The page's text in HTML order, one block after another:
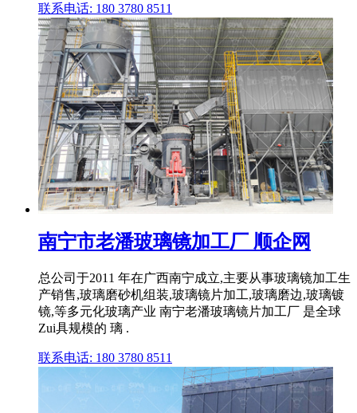
联系电话: 180 3780 8511
南宁市老潘玻璃镜加工厂 顺企网
总公司于2011 年在广西南宁成立,主要从事玻璃镜加工生
产销售,玻璃磨砂机组装,玻璃镜片加工,玻璃磨边,玻璃镀
镜,等多元化玻璃产业 南宁老潘玻璃镜片加工厂 是全球
Zui具规模的 璃 .
联系电话: 180 3780 8511